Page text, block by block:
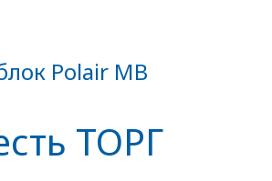
Polair MB
ТОРГ